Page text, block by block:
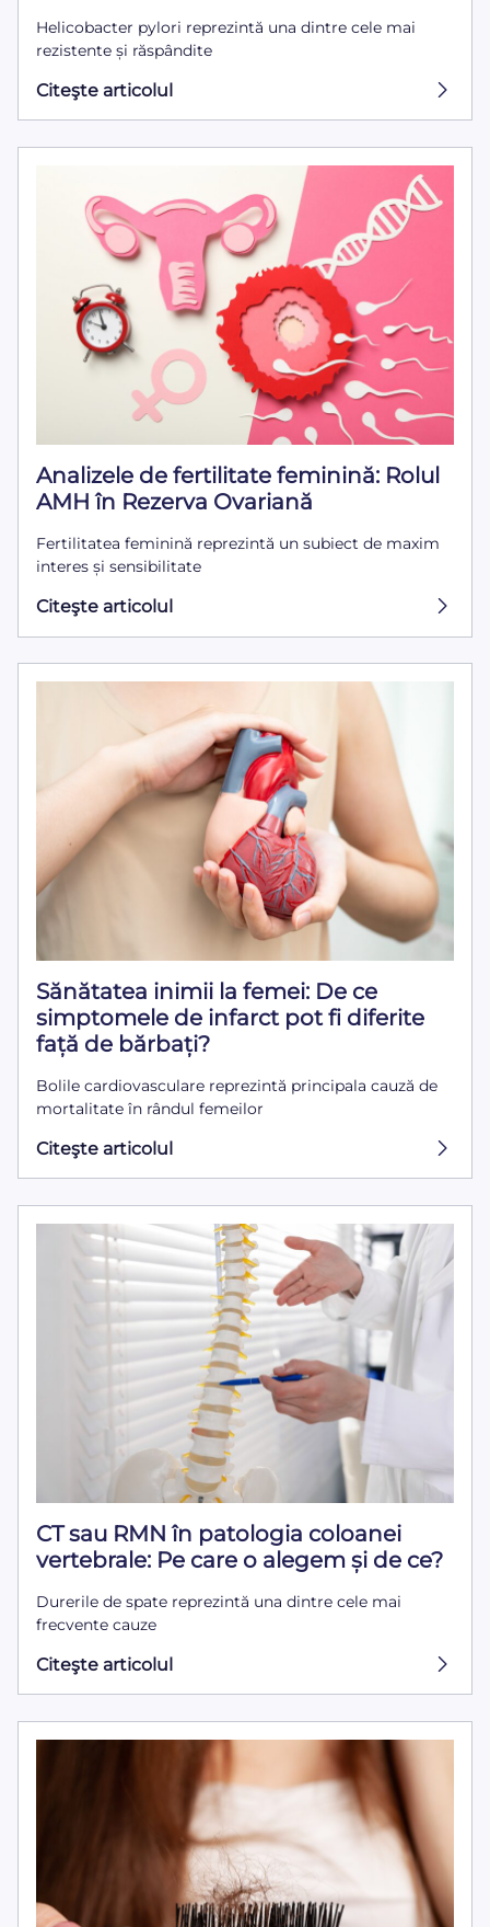
Helicobacter pylori reprezintă una dintre cele mai
rezistente și răspândite
Citeşte articolul
Analizele de fertilitate feminină: Rolul
AMH în Rezerva Ovariană
Fertilitatea feminină reprezintă un subiect de maxim
interes și sensibilitate
Citeşte articolul
Sănătatea inimii la femei: De ce
simptomele de infarct pot fi diferite
față de bărbați?
Bolile cardiovasculare reprezintă principala cauză de
mortalitate în rândul femeilor
Citeşte articolul
CT sau RMN în patologia coloanei
vertebrale: Pe care o alegem și de ce?
Durerile de spate reprezintă una dintre cele mai
frecvente cauze
Citeşte articolul